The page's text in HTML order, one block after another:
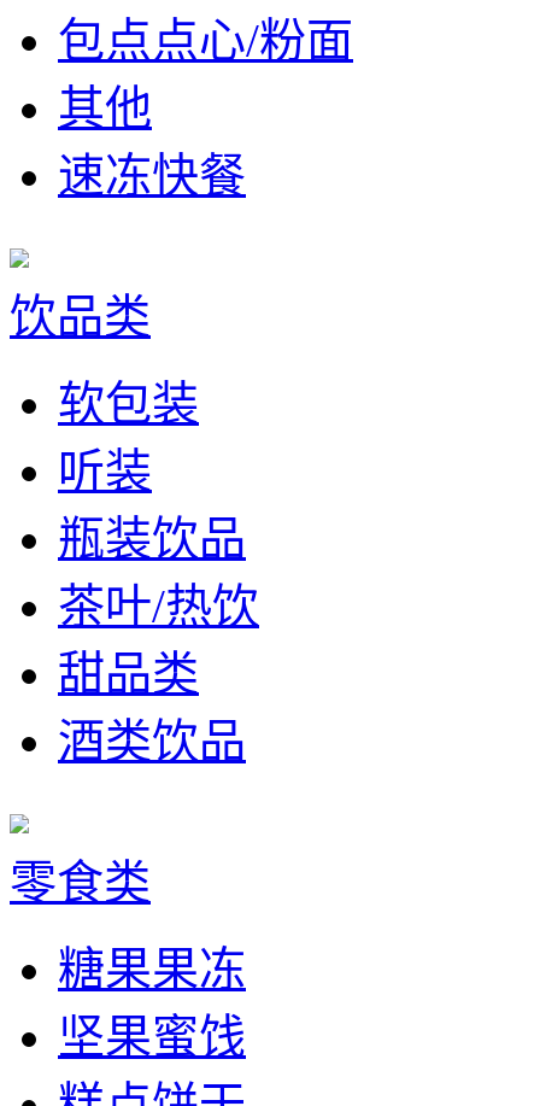
包点点心/粉面
其他
速冻快餐
饮品类
软包装
听装
瓶装饮品
茶叶/热饮
甜品类
酒类饮品
零食类
糖果果冻
坚果蜜饯